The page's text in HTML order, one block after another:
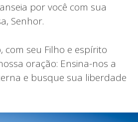
por você com sua
Senhor.
com seu Filho e espírito
oração: Ensina-nos a
e busque sua liberdade